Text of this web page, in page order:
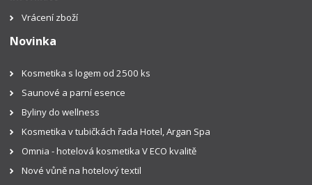
Vrácení zboží
Novinka
Kosmetika s logem od 2500 ks
Saunové a parní esence
Byliny do wellness
Kosmetika v tubičkách řada Hotel, Argan Spa
Omnia - hotelová kosmetika V ECO kvalitě
Nové vůně na hotelový textil